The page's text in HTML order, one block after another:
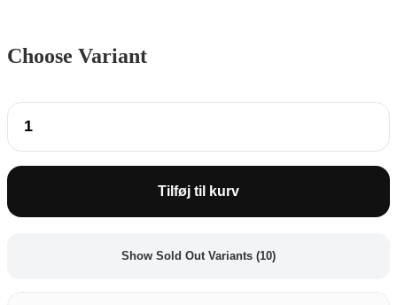
Choose Variant
Ditto
/
113
antal
Tilføj til kurv
Show Sold Out Variants (10)